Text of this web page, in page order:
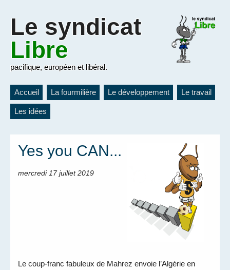
Le syndicat
Libre
pacifique, européen et libéral.
Accueil La fourmilière Le développement Le travail
Les idées
Yes you CAN...
mercredi 17 juillet 2019
Le coup-franc fabuleux de Mahrez envoie l’Algérie en